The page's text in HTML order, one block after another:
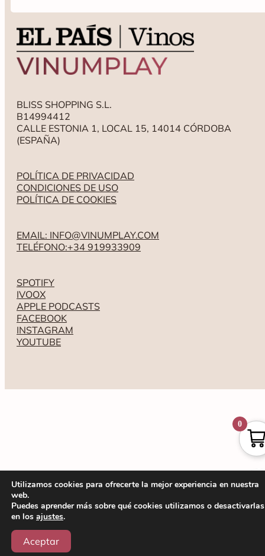
BLISS SHOPPING S.L.
B14994412
CALLE ESTONIA 1, LOCAL 15, 14014 CÓRDOBA
(ESPAÑA)
POLÍTICA DE PRIVACIDAD
CONDICIONES DE USO
POLÍTICA DE COOKIES
EMAIL: INFO@VINUMPLAY.COM
TELÉFONO:+34 919933909
SPOTIFY
IVOOX
APPLE PODCASTS
FACEBOOK
INSTAGRAM
YOUTUBE
Utilizamos cookies para ofrecerte la mejor experiencia en nuestra
web.
Puedes aprender más sobre qué cookies utilizamos o desactivarlas
en los ajustes.
Aceptar
0